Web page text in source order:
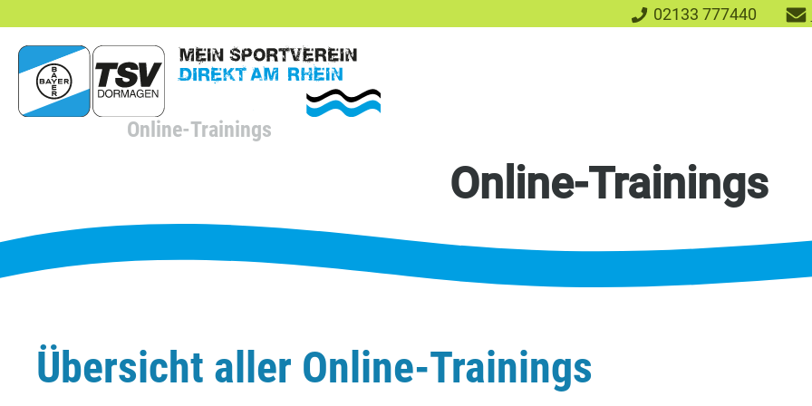
02133 777440
Online-Trainings
TSV
Bayer
e.V.
Online-Trainings
Übersicht aller Online-Trainings